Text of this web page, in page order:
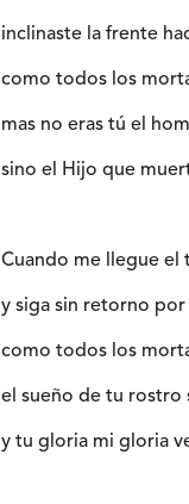
inclinaste la frente
como todos los
mas no eras tú el
sino el Hijo que
Cuando me llegue el
y siga sin retorno por
como todos los
el sueño de tu rostro
y tu gloria mi gloria